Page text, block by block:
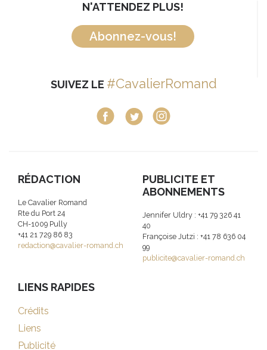
N'ATTENDEZ PLUS!
Abonnez-vous!
SUIVEZ LE #CavalierRomand
RÉDACTION
Le Cavalier Romand
Rte du Port 24
CH-1009 Pully
+41 21 729 86 83
redaction@cavalier-romand.ch
PUBLICITE ET
ABONNEMENTS
Jennifer Uldry : +41 79 326 41
40
Françoise Jutzi : +41 78 636 04
99
publicite@cavalier-romand.ch
LIENS RAPIDES
Crédits
Liens
Publicité